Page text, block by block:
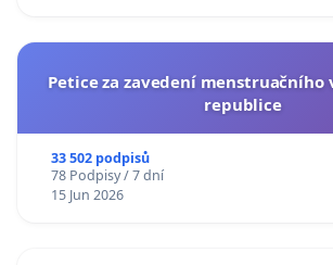
Petice za zavedení menstruačního
republice
33 502 podpisů
78 Podpisy / 7 dní
15 Jun 2026